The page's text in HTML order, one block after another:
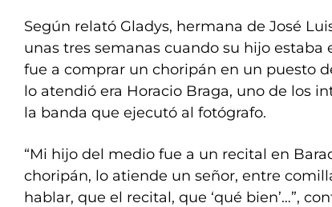
Según relató Gladys, hermana de José
unas tres semanas cuando su hijo estaba
fue a comprar un choripán en un puesto
lo atendió era Horacio Braga, uno de los
la banda que ejecutó al fotógrafo.
“Mi hijo del medio fue a un recital en
choripán, lo atiende un señor, entre
hablar, que el recital, que ‘qué bien’…”,